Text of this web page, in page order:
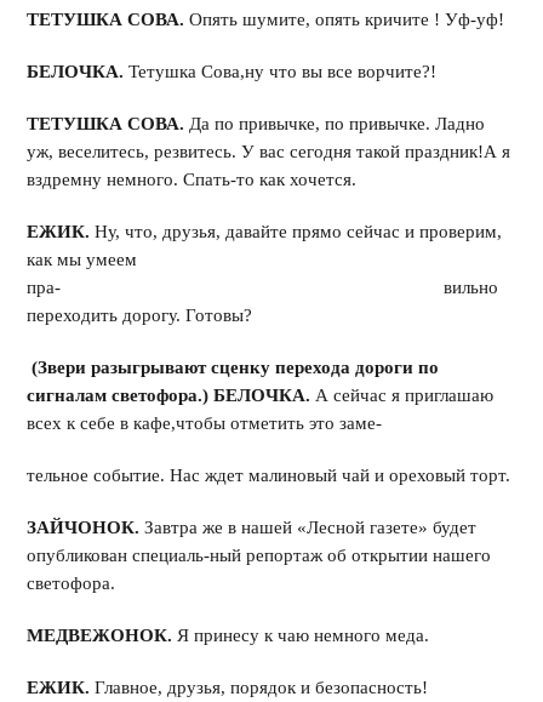
ТЕТУШКА СОВА. Опять шумите, опять кричите ! Уф-уф!
БЕЛОЧКА.Тетушка Сова,ну что вы все ворчите?!
ТЕТУШКА СОВА. Да по привычке, по привычке. Ладно
уж, веселитесь, резвитесь. У вас сегодня такой праздник!А я
вздремну немного. Спать-то как хочется.
ЕЖИК. Ну, что, друзья, давайте прямо сейчас и проверим,
как мы умеем
пра- вильно
переходить дорогу. Готовы?
(Звери разыгрывают сценку перехода дороги по
сигналам светофора.) БЕЛОЧКА. А сейчас я приглашаю
всех к себе в кафе,чтобы отметить это заме-
тельное событие. Нас ждет малиновый чай и ореховый торт.
ЗАЙЧОНОК.Завтра же в нашей «Лесной газете» будет
опубликован специаль-ный репортаж об открытии нашего
светофора.
МЕДВЕЖОНОК. Я принесу к чаю немного меда.
ЕЖИК.Главное, друзья, порядок и безопасность!